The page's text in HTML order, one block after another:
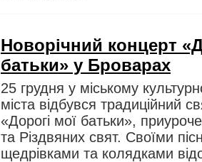
Новорічний концерт
батьки» у Броварах
25 грудня у міському
міста відбувся традиційний
«Дорогі мої батьки»,
та Різдвяних свят. Своїми
щедрівками та колядками